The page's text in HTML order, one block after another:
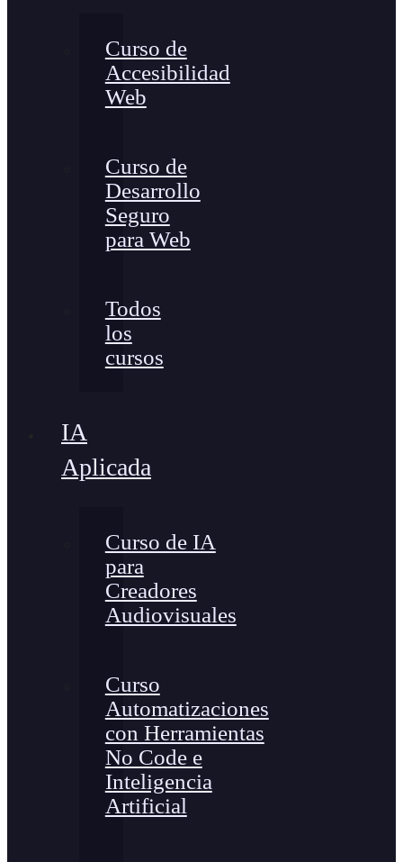
Curso de
Accesibilidad
Web
Curso de
Desarrollo
Seguro
para Web
Todos
los
cursos
IA
Aplicada
Curso de IA
para
Creadores
Audiovisuales
Curso
Automatizaciones
con Herramientas
No Code e
Inteligencia
Artificial